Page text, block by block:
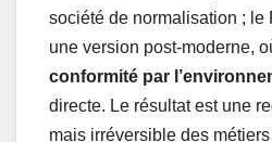
société de normalisation ; le
une version post-moderne,
conformité par
directe. Le résultat est une
mais irréversible des